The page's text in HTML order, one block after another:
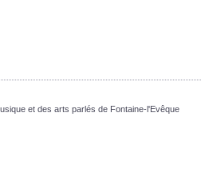
et des arts parlés de Fontaine-l'Evêque